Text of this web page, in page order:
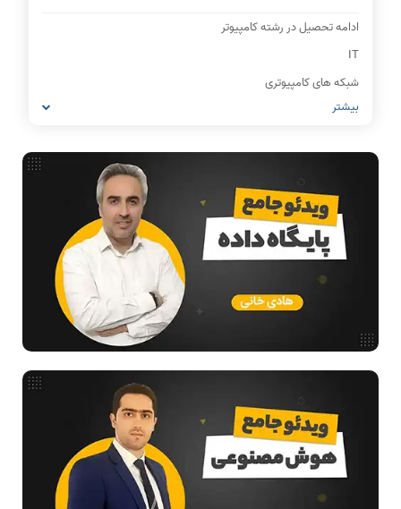
ادامه تحصیل در رشته کامپیوتر
IT
شبکه های کامپیوتری
مشاغل رشته کامپیوتر
مدار منطقی
ساختمان داده
طراحی الگوریتم
هوش مصنوعی
فیلم حل سوال و تست
مقالات عمومی رشته کامپیوتر
آمادگی برای کنکور
دانشگاه ها
اخبار آزمون ها
بیشتر